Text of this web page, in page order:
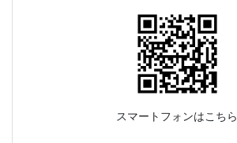
スマートフォンはこちら